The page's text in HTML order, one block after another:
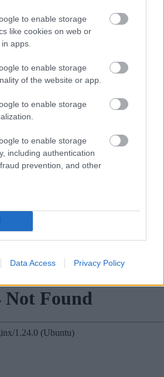
to enable storage
like cookies on web or
apps.
to enable storage
of the website or app.
to enable storage
to enable storage
including authentication
prevention, and other
Data Access Privacy Policy
ātrs IQ
izkustināt
lai pārbaudītu
–
lozi? Lūk, par kādām
mēnesī dzimušās